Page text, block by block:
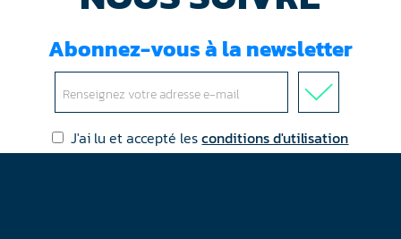
Abonnez-vous à la newsletter
J'ai lu et accepté lesconditions d'utilisation